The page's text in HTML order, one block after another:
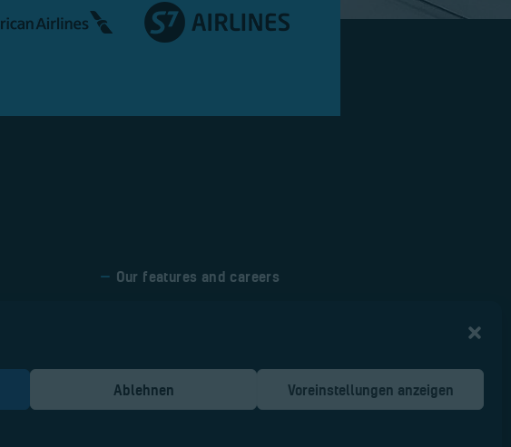
Ablehnen Voreinstellungen anzeigen
Our features and careers
Alte Webseite Cookie-Richtlinie (EU)